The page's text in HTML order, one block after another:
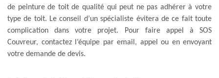
de peinture de toit de qualité qui peut ne pas adhérer à votre
type de toit. Le conseil d’un spécialiste évitera de ce fait toute
complication dans votre projet. Pour faire appel à SOS
Couvreur, contactez l’équipe par email, appel ou en envoyant
votre demande de devis.